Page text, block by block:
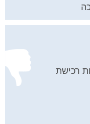
רכישת